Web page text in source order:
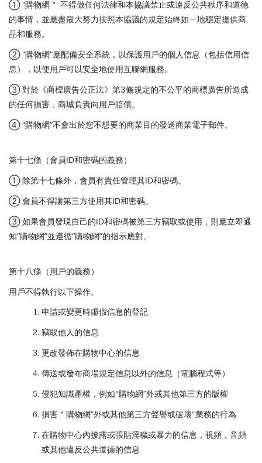
① “購物網＂ 不得做任何法律和本協議禁止或違反公共秩序和道德
的事情，並應盡最大努力按照本協議的規定始終如一地穩定提供商
品和服務。
② “購物網”應配備安全系統，以保護用戶的個人信息（包括信用信
息），以便用戶可以安全地使用互聯網服務。
③ 對於《商標廣告公正法》第3條規定的不公平的商標廣告所造成
的任何損害，商城負責向用戶賠償。
④ “購物網”不會出於您不想要的商業目的發送商業電子郵件。
第十七條（會員ID和密碼的義務）
① 除第十七條外，會員有責任管理其ID和密碼。
② 會員不得讓第三方使用其ID和密碼。
③ 如果會員發現自己的ID和密碼被第三方竊取或使用，則應立即通
知“購物網”並遵循“購物網”的指示應對。
第十八條（用戶的義務）
用戶不得執行以下操作。
申請或變更時虛假信息的登記
竊取他人的信息
更改發佈在購物中心的信息
傳送或發布商場規定信息以外的信息（電腦程式等）
侵犯知識產權，例如“購物網”外或其他第三方的版權
損害＂購物網”外或其他第三方聲譽或破壞“業務的行為
在購物中心內披露或張貼淫穢或暴力的信息，視頻，音頻
或其他違反公共道德的信息